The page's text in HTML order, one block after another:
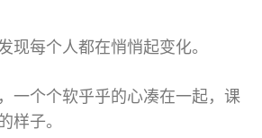
现每个人都在悄悄起变化。
一个个软乎乎的心凑在一起，课
样子。